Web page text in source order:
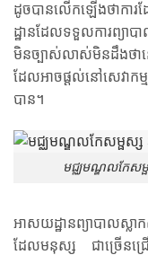
ដូចបានលើកឡើងថាកា
ដ្ឋានដែលទទួលការព្យាប
មិនច្បាស់លាស់មិនដឹងថ
ដែលអាចផ្ដល់នៅសេវាកម្
បាន។
មជ្ឈមណ្ឌលកែស
អាសយដ្ឋានព្យាបាលស្ល
ដែលមនុស្ស ជាច្រើនជ្រើ